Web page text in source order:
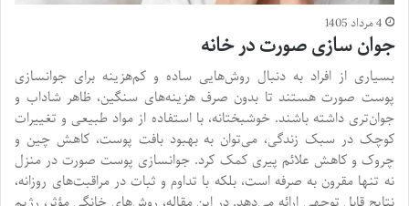
4 مرداد 1405
جوان سازی صورت در خانه
بسیاری از افراد به دنبال روش‌هایی ساده و کم‌هزینه برای جوانسازی
پوست صورت هستند تا بدون صرف هزینه‌های سنگین، ظاهر شاداب و
جوان‌تری داشته باشند. خوشبختانه، با استفاده از مواد طبیعی و تغییرات
کوچک در سبک زندگی، می‌توان به بهبود بافت پوست، کاهش چین و
چروک و کاهش علائم پیری کمک کرد. جوانسازی پوست صورت در منزل
نه تنها مقرون به صرفه است، بلکه با تداوم و ثبات در مراقبت‌های روزانه،